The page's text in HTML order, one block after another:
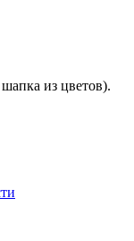
из цветов).